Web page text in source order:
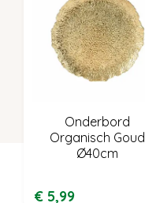
Onderbord
Organisch Goud
Ø40cm
€ 5,99